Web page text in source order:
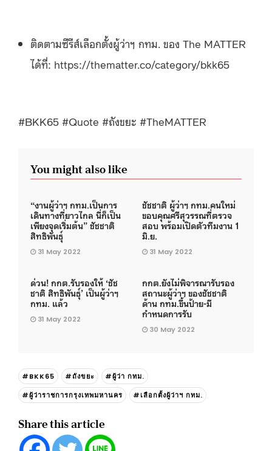
ติดตามซีรีส์เลือกตั้งผู้ว่าฯ กทม. ของ The MATTER
ได้ที่: https://thematter.co/category/bkk65
#BKK65 #Quote #ถังขยะ #TheMATTER
You might also like
“งานผู้ว่าฯ กทม.เป็นการ
เดินทางที่ยาวไกล นี่ก็เป็น
เพียงจุดเริ่มต้น” ชัชชาติ
สิทธิพันธุ์
31 May 2022
ชัชชาติ ผู้ว่าฯ กทม.คนใหม่
ขอบคุณศรีสุวรรณที่ตรวจ
สอบ พร้อมเปิดตัวทีมงาน 1
มิ.ย.
31 May 2022
ด่วน! กกต.รับรองให้ ‘ชัช
ชาติ สิทธิพันธุ์’ เป็นผู้ว่าฯ
กทม. แล้ว
31 May 2022
กกต.ยังไม่พิจารณารับรอง
สถานะผู้ว่าฯ ของชัชชาติ
ด้าน กทม.ขึ้นป้าย-มี
กำหนดการรับ
30 May 2022
#BKK65 #ถังขยะ
#ผู้ว่า กทม.
#ผู้ว่าราชการกรุงเทพมหานคร
#เลือกตั้งผู้ว่าฯ กทม.
Share this article